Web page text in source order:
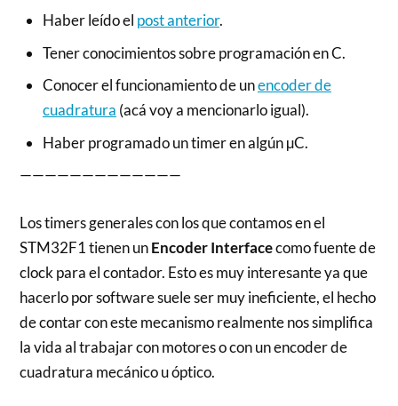
Haber leído el post anterior.
Tener conocimientos sobre programación en C.
Conocer el funcionamiento de unencoder de
cuadratura (acá voy a mencionarlo igual).
Haber programado un timer en algún µC.
—————————————
Los timers generales con los que contamos en el
STM32F1 tienen unEncoder Interfacecomo fuente de
clock para el contador. Esto es muy interesante ya que
hacerlo por software suele ser muy ineficiente, el hecho
de contar con este mecanismo realmente nos simplifica
la vida al trabajar con motores o con un encoder de
cuadratura mecánico u óptico.